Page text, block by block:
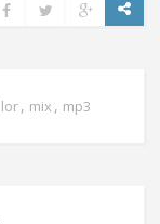
lor, mix , mp3